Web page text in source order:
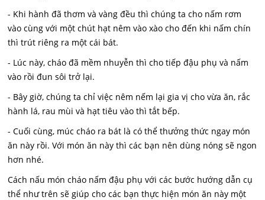
- Khi hành đã thơm và vàng đều thì chúng ta cho nấm rơm
vào cùng với một chút hạt nêm vào xào cho đến khi nấm chín
thì trút riêng ra một cái bát.
- Lúc này, cháo đã mềm nhuyễn thì cho tiếp đậu phụ và nấm
vào rồi đun sôi trở lại.
- Bây giờ, chúng ta chỉ việc nêm nếm lại gia vị cho vừa ăn, rắc
hành lá, rau mùi và hạt tiêu vào thì tắt bếp.
- Cuối cùng, múc cháo ra bát là có thể thưởng thức ngay món
ăn này rồi. Với món ăn này thì các bạn nên dùng nóng sẽ ngon
hơn nhé.
Cách nấu món cháo nấm đậu phụ với các bước hướng dẫn cụ
thể như trên sẽ giúp cho các bạn thực hiện món ăn này một